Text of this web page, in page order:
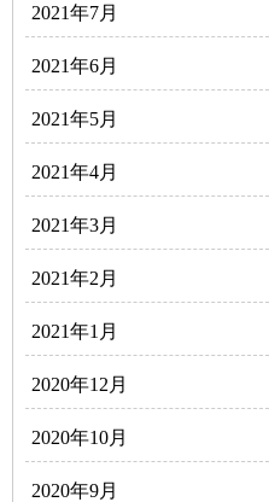
2021年7月
2021年6月
2021年5月
2021年4月
2021年3月
2021年2月
2021年1月
2020年12月
2020年10月
2020年9月